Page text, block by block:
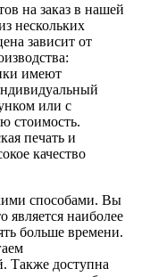
на заказ в нашей
нескольких
зависит от
имеют
или с
стоимость.
печать и
качество
способами. Вы
является наиболее
больше времени.
Также доступна